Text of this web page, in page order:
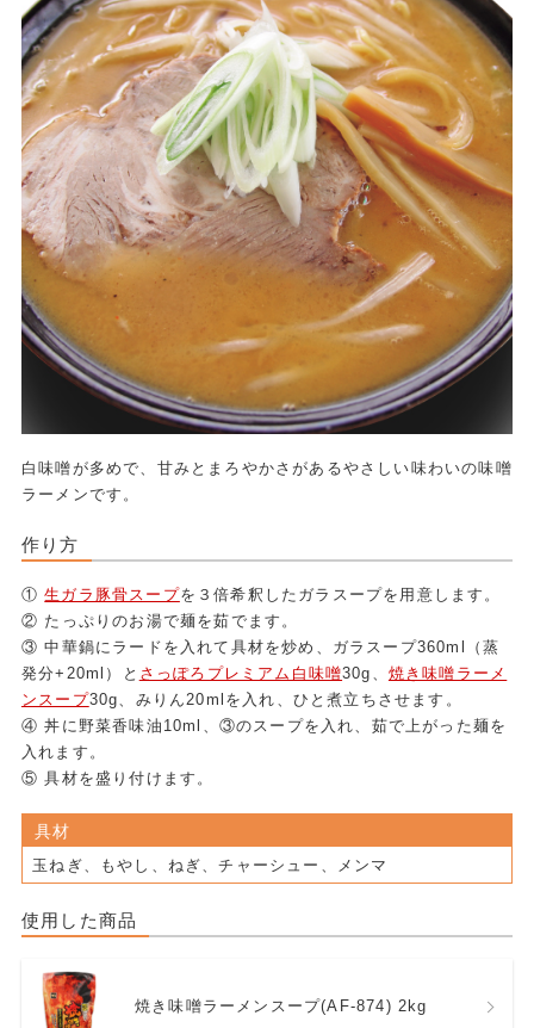
白味噌が多めで、甘みとまろやかさがあるやさしい味わいの味噌
ラーメンです。
作り方
①生ガラ豚骨スープを３倍希釈したガラスープを用意します。
② たっぷりのお湯で麺を茹でます。
③ 中華鍋にラードを入れて具材を炒め、ガラスープ360ml（蒸
発分+20ml）と さっぽろプレミアム白味噌30g、 焼き味噌ラーメ
ンスープ30g、みりん20mlを入れ、ひと煮立ちさせます。
④ 丼に野菜香味油10ml、③のスープを入れ、茹で上がった麺を
入れます。
⑤ 具材を盛り付けます。
具材
玉ねぎ、もやし、ねぎ、チャーシュー、メンマ
使用した商品
焼き味噌ラーメンスープ(AF-874) 2kg